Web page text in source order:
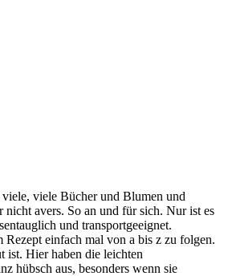
viele Bücher und Blumen und
avers. So an und für sich. Nur ist es
und transportgeeignet.
einfach mal von a bis z zu folgen.
ist. Hier haben die leichten
hübsch aus, besonders wenn sie